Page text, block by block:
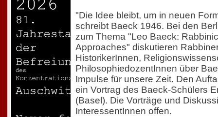
"Die Idee bleibt, um in neuen
schreibt Baeck 1946. Bei den
zum Thema "Leo Baeck:
Approaches" diskutieren
HistorikerInnen,
PhilosophiedozentInnen über
Impulse für unsere Zeit. Den
ein Vortrag des Baeck-Schülers
(Basel). Die Vorträge und
InteressentInnen offen.